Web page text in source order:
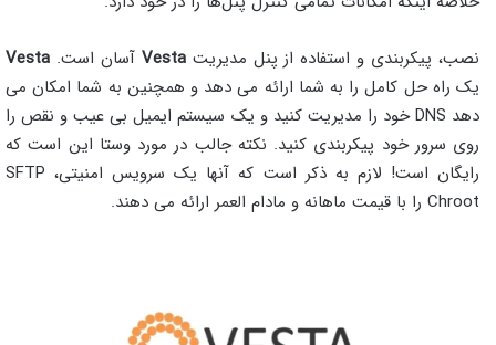
نصب، پیکربندی و استفاده از پنل مدیریتVesta آسان است. Vesta
یک راه حل کامل را به شما ارائه می دهد و همچنین به شما امکان می
دهد DNS خود را مدیریت کنید و یک سیستم ایمیل بی عیب و نقص را
روی سرور خود پیکربندی کنید. نکته جالب در مورد وستا این است که
رایگان است! لازم به ذکر است که آنها یک سرویس امنیتی، SFTP
Chroot را با قیمت ماهانه و مادام العمر ارائه می دهند.